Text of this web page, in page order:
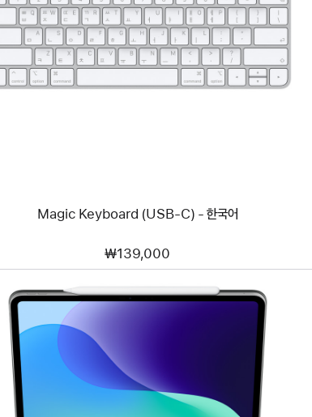
이전
이미지
-
Magic
Keyboard
C)
Magic Keyboard (USB-C) - 한국어
₩139,000